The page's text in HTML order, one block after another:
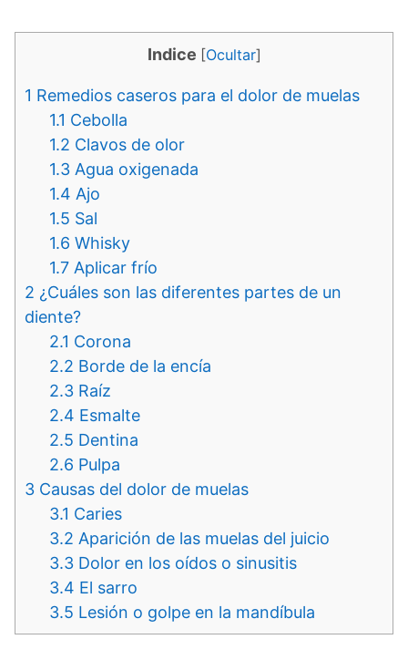
Indice [Ocultar]
1 Remedios caseros para el dolor de muelas
1.1 Cebolla
1.2 Clavos de olor
1.3 Agua oxigenada
1.4 Ajo
1.5 Sal
1.6 Whisky
1.7 Aplicar frío
2 ¿Cuáles son las diferentes partes de un
diente?
2.1 Corona
2.2 Borde de la encía
2.3 Raíz
2.4 Esmalte
2.5 Dentina
2.6 Pulpa
3 Causas del dolor de muelas
3.1 Caries
3.2 Aparición de las muelas del juicio
3.3 Dolor en los oídos o sinusitis
3.4 El sarro
3.5 Lesión o golpe en la mandíbula